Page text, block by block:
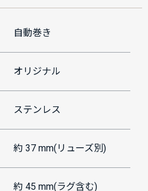
自動巻き
オリジナル
ステンレス
約 37 mm(リューズ別)
約 45 mm(ラグ含む)